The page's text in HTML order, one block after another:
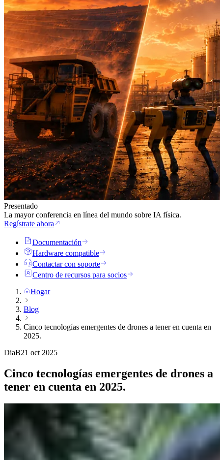
Presentado
La mayor conferencia en línea del mundo sobre IA física.
Regístrate ahora
Documentación
Hardware compatible
Contactar con soporte
Centro de recursos para socios
Hogar
Blog
Cinco tecnologías emergentes de drones a tener en cuenta en
2025.
DiaB21 oct 2025
Cinco tecnologías emergentes de drones a
tener en cuenta en 2025.